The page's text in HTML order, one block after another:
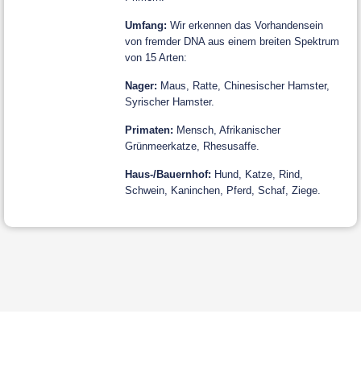
Umfang: Wir erkennen das Vorhandensein
von fremder DNA aus einem breiten Spektrum
von 15 Arten:
Nager: Maus, Ratte, Chinesischer Hamster,
Syrischer Hamster.
Primaten: Mensch, Afrikanischer
Grünmeerkatze, Rhesusaffe.
Haus-/Bauernhof: Hund, Katze, Rind,
Schwein, Kaninchen, Pferd, Schaf, Ziege.